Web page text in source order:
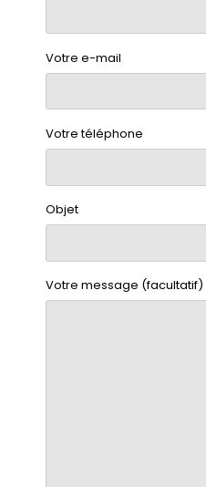
Votre e-mail
Votre téléphone
Objet
Votre message (facultatif)